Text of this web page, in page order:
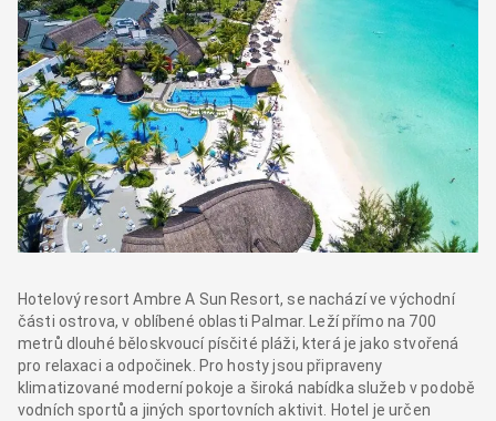
Hotelový resort Ambre A Sun Resort, se nachází ve východní
části ostrova, v oblíbené oblasti Palmar. Leží přímo na 700
metrů dlouhé běloskvoucí písčité pláži, která je jako stvořená
pro relaxaci a odpočinek. Pro hosty jsou připraveny
klimatizované moderní pokoje a široká nabídka služeb v podobě
vodních sportů a jiných sportovních aktivit. Hotel je určen